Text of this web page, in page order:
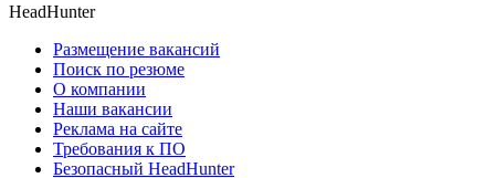
HeadHunter
Размещение вакансий
Поиск по резюме
О компании
Наши вакансии
Реклама на сайте
Требования к ПО
Безопасный HeadHunter